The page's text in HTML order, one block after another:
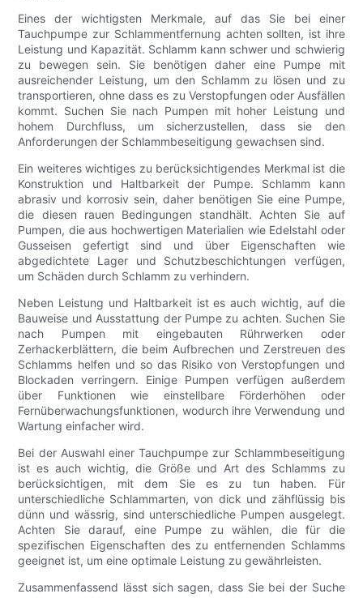
Eines der wichtigsten Merkmale, auf das Sie bei einer
Tauchpumpe zur Schlammentfernung achten sollten, ist ihre
Leistung und Kapazität. Schlamm kann schwer und schwierig
zu bewegen sein. Sie benötigen daher eine Pumpe mit
ausreichender Leistung, um den Schlamm zu lösen und zu
transportieren, ohne dass es zu Verstopfungen oder Ausfällen
kommt. Suchen Sie nach Pumpen mit hoher Leistung und
hohem Durchfluss, um sicherzustellen, dass sie den
Anforderungen der Schlammbeseitigung gewachsen sind.
Ein weiteres wichtiges zu berücksichtigendes Merkmal ist die
Konstruktion und Haltbarkeit der Pumpe. Schlamm kann
abrasiv und korrosiv sein, daher benötigen Sie eine Pumpe,
die diesen rauen Bedingungen standhält. Achten Sie auf
Pumpen, die aus hochwertigen Materialien wie Edelstahl oder
Gusseisen gefertigt sind und über Eigenschaften wie
abgedichtete Lager und Schutzbeschichtungen verfügen,
um Schäden durch Schlamm zu verhindern.
Neben Leistung und Haltbarkeit ist es auch wichtig, auf die
Bauweise und Ausstattung der Pumpe zu achten. Suchen Sie
nach Pumpen mit eingebauten Rührwerken oder
Zerhackerblättern, die beim Aufbrechen und Zerstreuen des
Schlamms helfen und so das Risiko von Verstopfungen und
Blockaden verringern. Einige Pumpen verfügen außerdem
über Funktionen wie einstellbare Förderhöhen oder
Fernüberwachungsfunktionen, wodurch ihre Verwendung und
Wartung einfacher wird.
Bei der Auswahl einer Tauchpumpe zur Schlammbeseitigung
ist es auch wichtig, die Größe und Art des Schlamms zu
berücksichtigen, mit dem Sie es zu tun haben. Für
unterschiedliche Schlammarten, von dick und zähflüssig bis
dünn und wässrig, sind unterschiedliche Pumpen ausgelegt.
Achten Sie darauf, eine Pumpe zu wählen, die für die
spezifischen Eigenschaften des zu entfernenden Schlamms
geeignet ist, um eine optimale Leistung zu gewährleisten.
Zusammenfassend lässt sich sagen, dass Sie bei der Suche